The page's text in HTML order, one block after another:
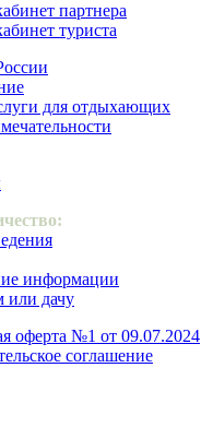
партнера
туриста
для отдыхающих
информации
или дачу
оферта №1 от 09.07.2024
соглашение